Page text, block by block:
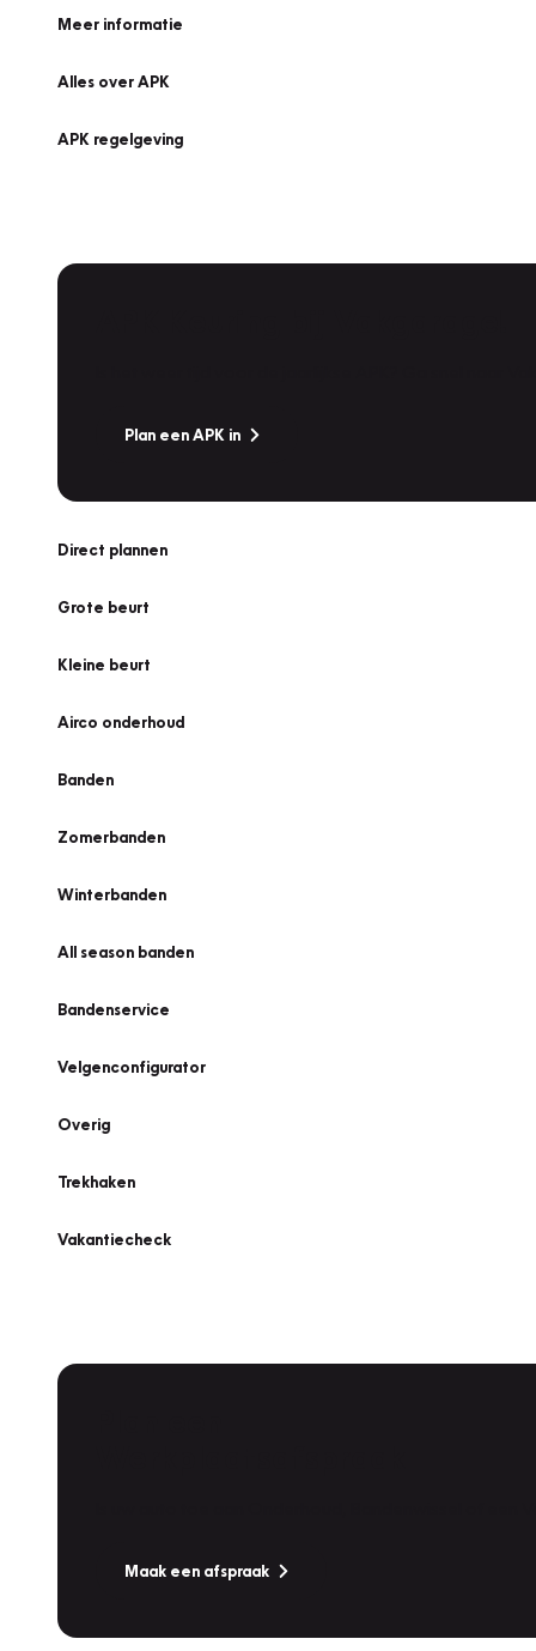
Meer informatie
Alles over APK
APK regelgeving
Plan een APK in
Direct plannen
Grote beurt
Kleine beurt
Airco onderhoud
Banden
Zomerbanden
Winterbanden
All season banden
Bandenservice
Velgenconfigurator
Overig
Trekhaken
Vakantiecheck
Maak een afspraak